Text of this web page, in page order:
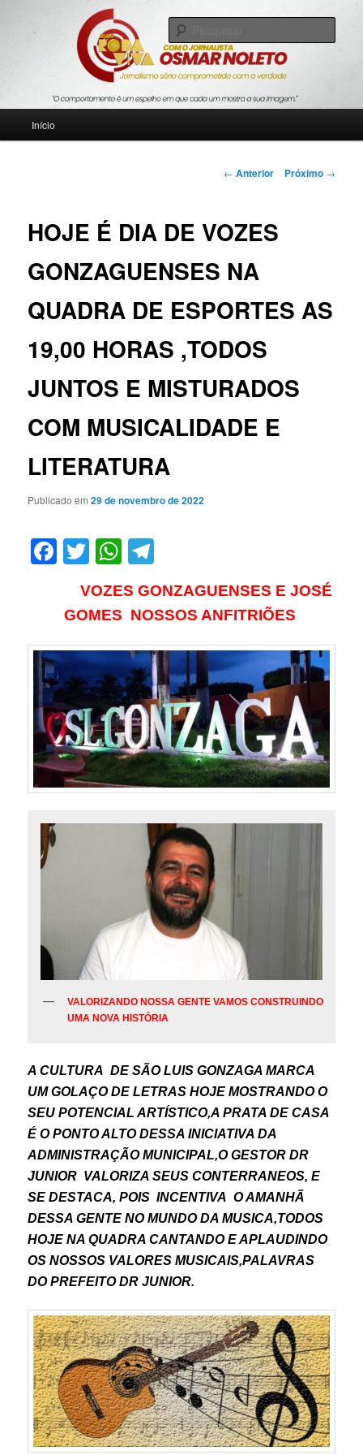
Blog Roda Viva
Jornalismo sério comprometido com a verdade
Início
Navegação
← Anterior Próximo →
HOJE É DIA DE VOZES
GONZAGUENSES NA
QUADRA DE ESPORTES AS
19,00 HORAS ,TODOS
JUNTOS E MISTURADOS
COM MUSICALIDADE E
LITERATURA
Publicado em29 de novembro de 2022
Facebook
TwitterWhatsApp
VOZES GONZAGUENSES E JOSÉ
GOMES NOSSOS ANFITRIÕES
VALORIZANDO NOSSA GENTE VAMOS CONSTRUINDO
UMA NOVA HISTÓRIA
A CULTURA DE SÃO LUIS GONZAGA MARCA
UM GOLAÇO DE LETRAS HOJE MOSTRANDO O
SEU POTENCIAL ARTÍSTICO,A PRATA DE CASA
É O PONTO ALTO DESSA INICIATIVA DA
ADMINISTRAÇÃO MUNICIPAL,O GESTOR DR
JUNIOR VALORIZA SEUS CONTERRANEOS, E
SE DESTACA, POIS INCENTIVA O AMANHÃ
DESSA GENTE NO MUNDO DA MUSICA,TODOS
HOJE NA QUADRA CANTANDO E APLAUDINDO
OS NOSSOS VALORES MUSICAIS,PALAVRAS
DO PREFEITO DR JUNIOR.